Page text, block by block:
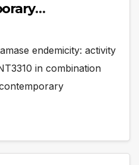
endemicity: activity
in combination